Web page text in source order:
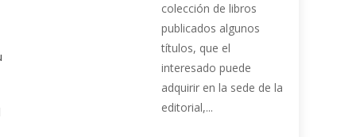
colección de libros
publicados algunos
títulos, que el
interesado puede
adquirir en la sede de la
editorial,...